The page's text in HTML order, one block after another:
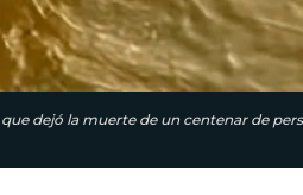
dejó la muerte de un centenar de